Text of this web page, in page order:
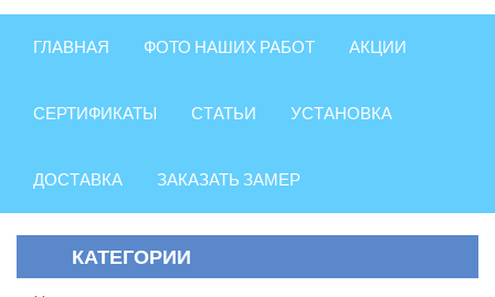
ГЛАВНАЯ ФОТО НАШИХ РАБОТ АКЦИИ
СЕРТИФИКАТЫ СТАТЬИ УСТАНОВКА
ДОСТАВКА ЗАКАЗАТЬ ЗАМЕР
КАТЕГОРИИ